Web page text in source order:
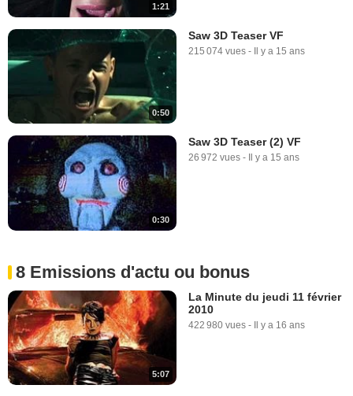
1:21
0:50
Saw 3D Teaser VF
215 074 vues - Il y a 15 ans
0:30
Saw 3D Teaser (2) VF
26 972 vues - Il y a 15 ans
8 Emissions d'actu ou bonus
5:07
La Minute du jeudi 11 février
2010
422 980 vues - Il y a 16 ans